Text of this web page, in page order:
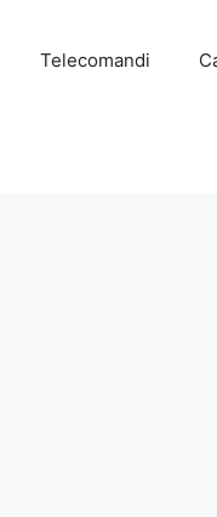
Telecomandi